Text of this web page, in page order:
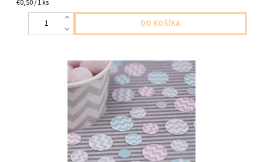
€0,50 / 1 ks
Papierové konfety farba ružová mint šedá chevron 14g